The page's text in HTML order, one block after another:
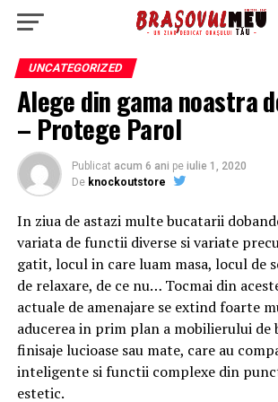
UNCATEGORIZED
Alege din gama noastra
– Protege Parol
Publicat acum 6 ani pe iulie 1, 2020
De knockoutstore
In ziua de astazi multe bucatarii
variata de functii diverse si variate
gatit, locul in care luam masa, locul de
de relaxare, de ce nu… Tocmai din
actuale de amenajare se extind foarte
aducerea in prim plan a mobilierului de
finisaje lucioase sau mate, care au
inteligente si functii complexe din
estetic.